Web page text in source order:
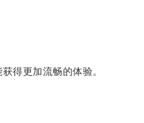
得更加流畅的体验。